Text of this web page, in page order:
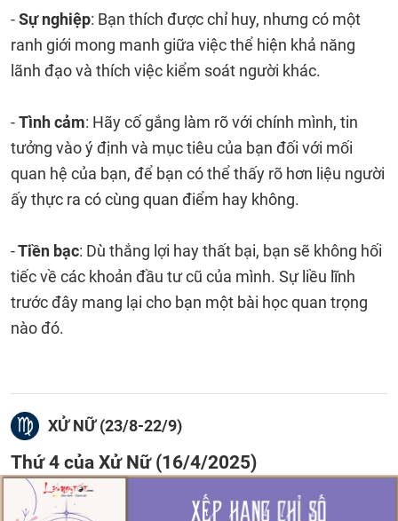
-Sự nghiệp: Bạn thích được chỉ huy, nhưng có một
ranh giới mong manh giữa việc thể hiện khả năng
lãnh đạo và thích việc kiểm soát người khác.
-Tình cảm: Hãy cố gắng làm rõ với chính mình, tin
tưởng vào ý định và mục tiêu của bạn đối với mối
quan hệ của bạn, để bạn có thể thấy rõ hơn liệu người
ấy thực ra có cùng quan điểm hay không.
-Tiền bạc: Dù thắng lợi hay thất bại, bạn sẽ không hối
tiếc về các khoản đầu tư cũ của mình. Sự liều lĩnh
trước đây mang lại cho bạn một bài học quan trọng
nào đó.
XỬ NỮ (23/8-22/9)
Thứ 4 của Xử Nữ (16/4/2025)